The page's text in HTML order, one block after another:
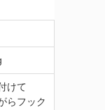
けて
らフック